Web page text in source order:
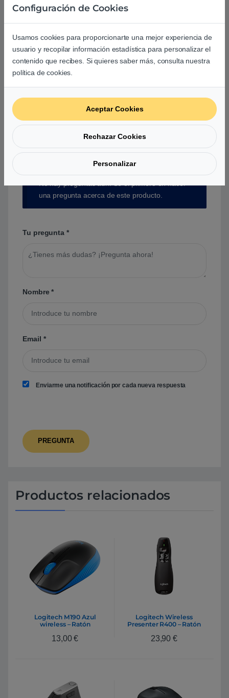
Aún no hay reseñas.
Preguntas y respuestas de los
usuarios sobre este producto
una pregunta acerca de este producto.
Tu pregunta *
Nombre*
Email *
Enviarme una notificación por cada nueva respuesta
Productos relacionados
Logitech M190 Azul
wireless – Ratón
13,00€
Logitech Wireless
Presenter R400 – Ratón
23,90 €
Configuración de Cookies
Usamos cookies para proporcionarte una mejor experiencia de
usuario y recopilar información estadística para personalizar el
contenido que recibes. Si quieres saber más, consulta nuestra
política de cookies.
Aceptar Cookies
Rechazar Cookies
Personalizar